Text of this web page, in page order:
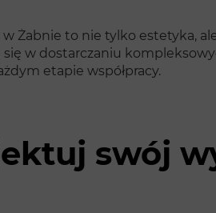
Żabnie to nie tylko estetyka,
w dostarczaniu
etapie współpracy.
swój